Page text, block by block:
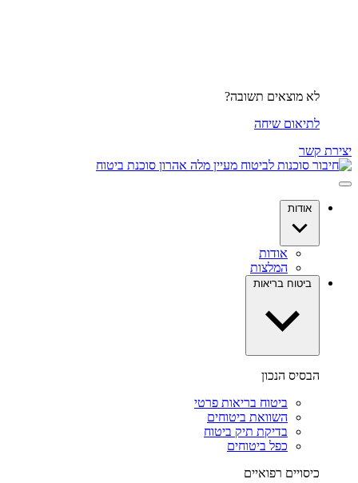
לא מוצאים תשובה?
לתיאום שיחה
יצירת קשר
אודות
אודות
המלצות
ביטוח בריאות
הבסיס הנכון
ביטוח בריאות פרטי
השוואת ביטוחים
בדיקת תיק ביטוח
כפל ביטוחים
כיסויים רפואיים